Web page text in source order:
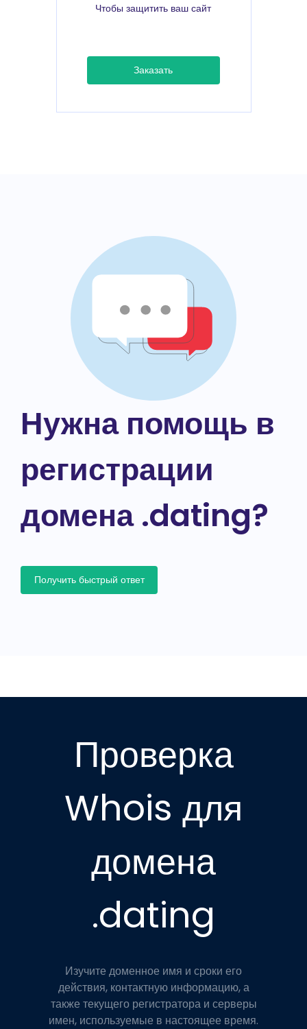
Чтобы защитить ваш сайт
Заказать
Нужна помощь в
регистрации
домена .dating?
Получить быстрый ответ
Проверка
Whois для
домена
.dating
Изучите доменное имя и сроки его
действия, контактную информацию, а
также текущего регистратора и серверы
имен, используемые в настоящее время.